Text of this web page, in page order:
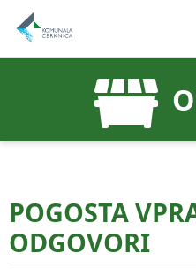
POGOSTA
ODGOVORI